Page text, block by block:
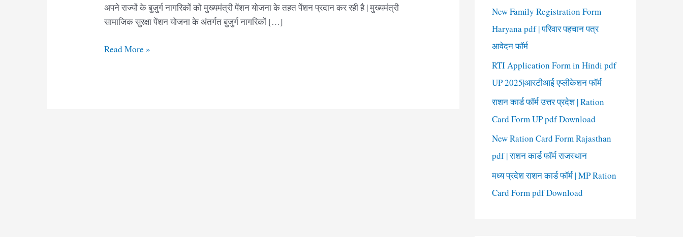
अपने राज्यों के बुजुर्ग नागरिकों को मुख्यमंत्री पेंशन योजना के तहत पेंशन प्रदान कर रही है | मुख्यमंत्री
सामाजिक सुरक्षा पेंशन योजना के अंतर्गत बुजुर्ग नागरिकों […]
मुख्यमंत्री
Read More »
New Family Registration Form
Haryana pdf | परिवार पहचान पत्र
आवेदन फॉर्म
RTI Application Form in Hindi pdf
UP 2025|आरटीआई एप्लीकेशन फॉर्म
राशन कार्ड फॉर्म उत्तर प्रदेश | Ration
Card Form UP pdf Download
New Ration Card Form Rajasthan
pdf | राशन कार्ड फॉर्म राजस्थान
मध्य प्रदेश राशन कार्ड फॉर्म | MP Ration
Card Form pdf Download